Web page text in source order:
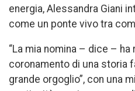
energia, Alessandra Giani
come un ponte vivo tra
“La mia nomina – dice –
coronamento di una storia
grande orgoglio”, con una